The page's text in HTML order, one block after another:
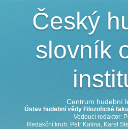
Český
slovník
Centrum hudební
Ústav hudební vědy Filozofické
Vedoucí redaktor:
Redakční kruh: Petr Kalina, Karel